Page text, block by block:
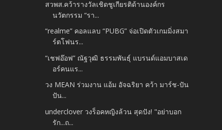
สวพส.คว้ารางวัลเชิดชูเกียรติด้านองค์กร
นวัตกรรม “รา...
“realme” คอลแลบ “PUBG” จ่อเปิดตัวเกมมิ่งสมา
ร์ตโฟนร...
“เชฟอ๊อฟ” ณัฐวุฒิ ธรรมพันธุ์ แบรนด์แอมบาสเด
อร์คนแร...
วง MEAN ร่วมงาน แอ้ม อัจฉริยา คว้า มาร์ช-ปัน
ปัน...
underclover วงร็อคหญิงล้วน สุดปัง! "อย่าบอก
รัก...ถ...